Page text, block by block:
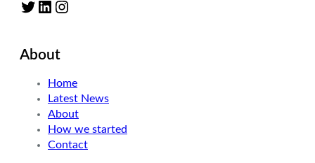
Twitter LinkedIn Instagram
About
Home
Latest News
About
How we started
Contact